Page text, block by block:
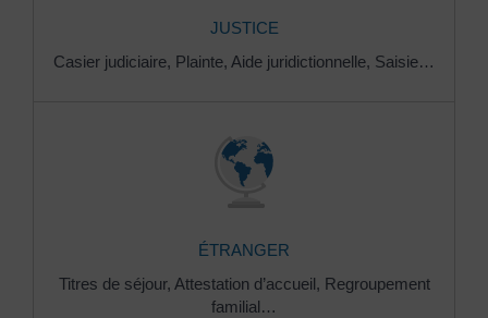
JUSTICE
Casier judiciaire, Plainte, Aide juridictionnelle, Saisie…
ÉTRANGER
Titres de séjour, Attestation d’accueil, Regroupement
familial…